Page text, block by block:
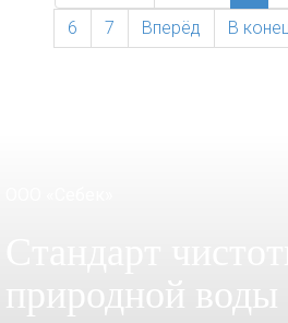
6
7 Вперёд В конец
природной воды